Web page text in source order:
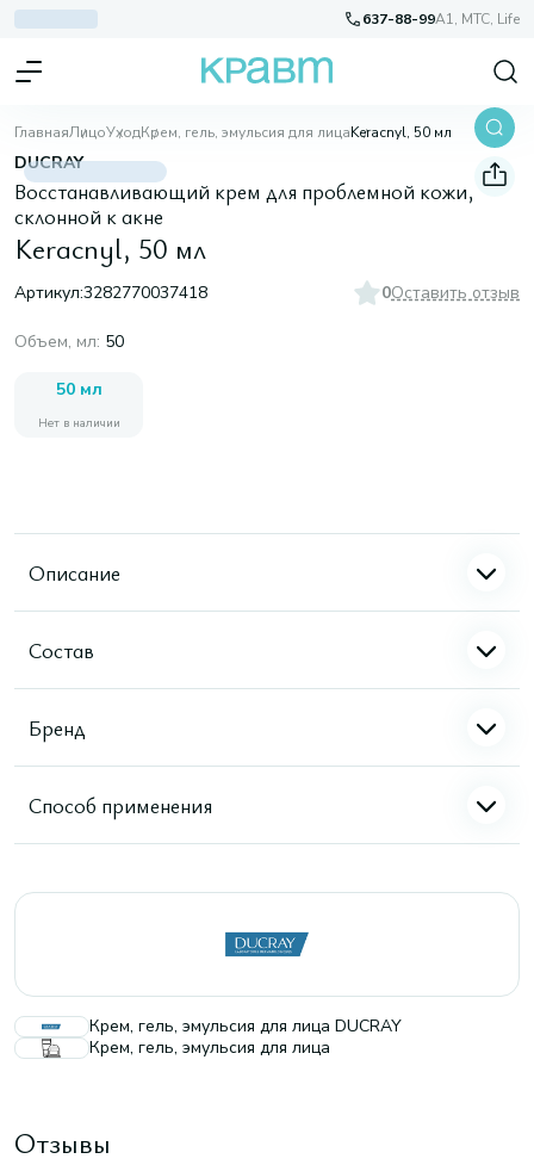
637-88-99A1, МТС, Life
ГлавнаяЛицоУходКрем, гель, эмульсия для лицаKeracnyl, 50 мл
DUCRAY
Восстанавливающий крем для проблемной кожи,
склонной к акне
Keracnyl, 50 мл
Артикул:3282770037418 0Оставить отзыв
Объем, мл: 50
50 мл
Нет в наличии
Описание
Состав
Бренд
Способ применения
Крем, гель, эмульсия для лица DUCRAY
Крем, гель, эмульсия для лица
Отзывы